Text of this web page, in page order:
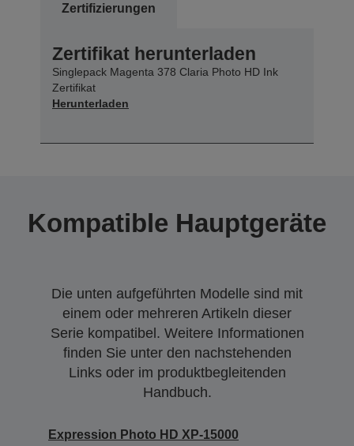
Zertifizierungen
Zertifikat herunterladen
Singlepack Magenta 378 Claria Photo HD Ink
Zertifikat
Herunterladen
Kompatible Hauptgeräte
Die unten aufgeführten Modelle sind mit
einem oder mehreren Artikeln dieser
Serie kompatibel. Weitere Informationen
finden Sie unter den nachstehenden
Links oder im produktbegleitenden
Handbuch.
Expression Photo HD XP-15000